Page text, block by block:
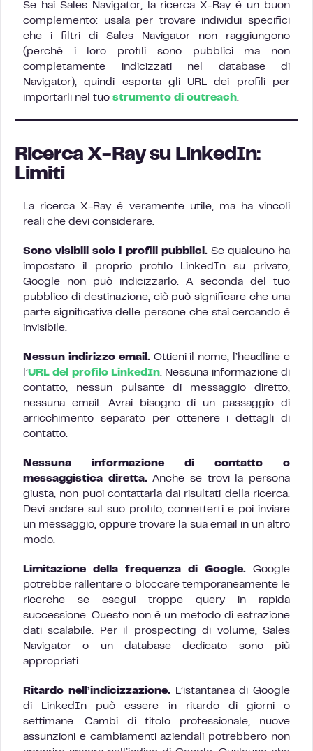
Se hai Sales Navigator, la ricerca X-Ray è un buon
complemento: usala per trovare individui specifici
che i filtri di Sales Navigator non raggiungono
(perché i loro profili sono pubblici ma non
completamente indicizzati nel database di
Navigator), quindi esporta gli URL dei profili per
importarli nel tuo strumento di outreach.
Ricerca X-Ray su LinkedIn:
Limiti
La ricerca X-Ray è veramente utile, ma ha vincoli
reali che devi considerare.
Sono visibili solo i profili pubblici.Se qualcuno ha
impostato il proprio profilo LinkedIn su privato,
Google non può indicizzarlo. A seconda del tuo
pubblico di destinazione, ciò può significare che una
parte significativa delle persone che stai cercando è
invisibile.
Nessun indirizzo email.Ottieni il nome, l’headline e
l’URL del profilo LinkedIn. Nessuna informazione di
contatto, nessun pulsante di messaggio diretto,
nessuna email. Avrai bisogno di un passaggio di
arricchimento separato per ottenere i dettagli di
contatto.
Nessuna informazione di contatto o
messaggistica diretta.Anche se trovi la persona
giusta, non puoi contattarla dai risultati della ricerca.
Devi andare sul suo profilo, connetterti e poi inviare
un messaggio, oppure trovare la sua email in un altro
modo.
Limitazione della frequenza di Google. Google
potrebbe rallentare o bloccare temporaneamente le
ricerche se esegui troppe query in rapida
successione. Questo non è un metodo di estrazione
dati scalabile. Per il prospecting di volume, Sales
Navigator o un database dedicato sono più
appropriati.
Ritardo nell’indicizzazione.L’istantanea di Google
di LinkedIn può essere in ritardo di giorni o
settimane. Cambi di titolo professionale, nuove
assunzioni e cambiamenti aziendali potrebbero non